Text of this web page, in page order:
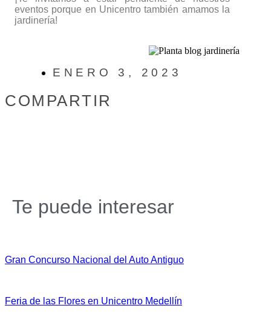
eventos porque en Unicentro también amamos la
jardinería!
ENERO 3, 2023
COMPARTIR
Te puede interesar
Gran Concurso Nacional del Auto Antiguo
Feria de las Flores en Unicentro Medellín